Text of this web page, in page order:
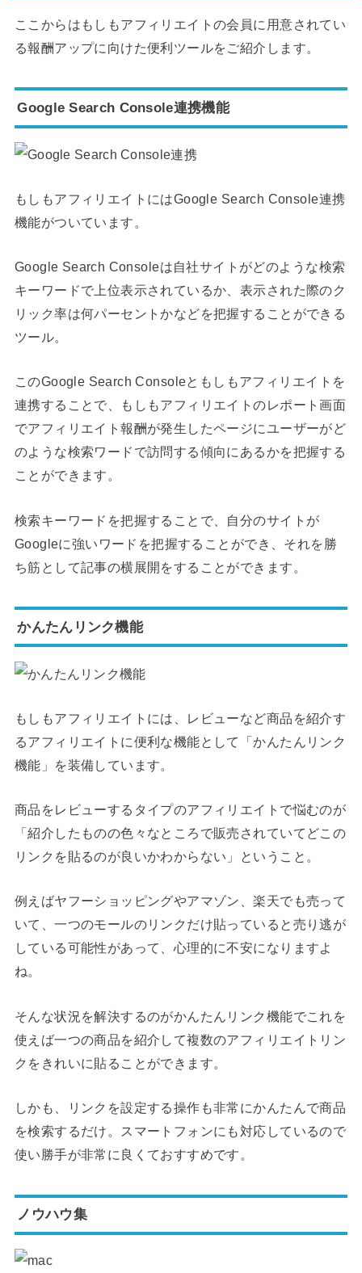
ここからはもしもアフィリエイトの会員に用意されてい
る報酬アップに向けた便利ツールをご紹介します。
Google Search Console連携機能
もしもアフィリエイトにはGoogle Search Console連携
機能がついています。
Google Search Consoleは自社サイトがどのような検索
キーワードで上位表示されているか、表示された際のク
リック率は何パーセントかなどを把握することができる
ツール。
このGoogle Search Consoleともしもアフィリエイトを
連携することで、もしもアフィリエイトのレポート画面
でアフィリエイト報酬が発生したページにユーザーがど
のような検索ワードで訪問する傾向にあるかを把握する
ことができます。
検索キーワードを把握することで、自分のサイトが
Googleに強いワードを把握することができ、それを勝
ち筋として記事の横展開をすることができます。
かんたんリンク機能
もしもアフィリエイトには、レビューなど商品を紹介す
るアフィリエイトに便利な機能として「かんたんリンク
機能」を装備しています。
商品をレビューするタイプのアフィリエイトで悩むのが
「紹介したものの色々なところで販売されていてどこの
リンクを貼るのが良いかわからない」ということ。
例えばヤフーショッピングやアマゾン、楽天でも売って
いて、一つのモールのリンクだけ貼っていると売り逃が
している可能性があって、心理的に不安になりますよ
ね。
そんな状況を解決するのがかんたんリンク機能でこれを
使えば一つの商品を紹介して複数のアフィリエイトリン
クをきれいに貼ることができます。
しかも、リンクを設定する操作も非常にかんたんで商品
を検索するだけ。スマートフォンにも対応しているので
使い勝手が非常に良くておすすめです。
ノウハウ集